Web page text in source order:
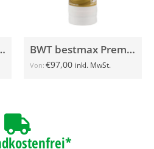
MHD 04/2025 BWT bestmax Premium V
Von: €97,00 inkl. MwSt.